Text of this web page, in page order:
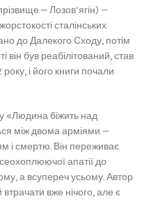
— Лозов’ягін) —
сталінських
до Далекого Сходу, потім
він був реабілітований, став
і його книги почали
«Людина біжить над
між двома арміями —
і смертю. Він переживає
апатії до
а всупереч усьому. Автор
вже нічого, але є